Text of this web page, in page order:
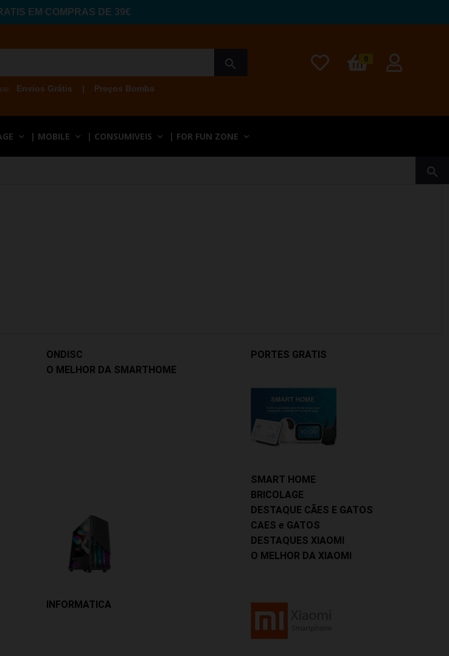
EM COMPRAS DE 39€
search 0
Envios Grátis | Preços Bomba
| MOBILE | CONSUMIVEIS | FOR FUN ZONE
search
ONDISC
PORTES GRATIS
O MELHOR DA SMARTHOME
SMART HOME
INFORMATICA
BRICOLAGE
DESTAQUE CÃES E GATOS
CAES e GATOS
DESTAQUES XIAOMI
O MELHOR DA XIAOMI